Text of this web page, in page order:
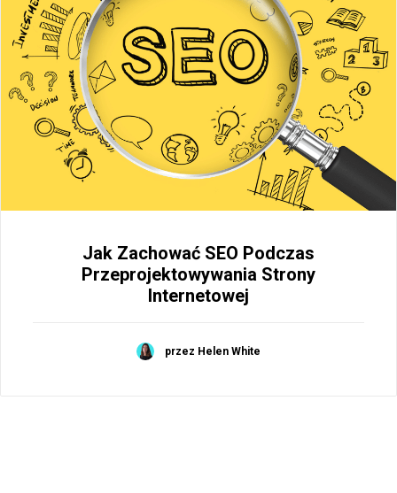
Jak Zachować SEO Podczas
Przeprojektowywania Strony
Internetowej
przez Helen White